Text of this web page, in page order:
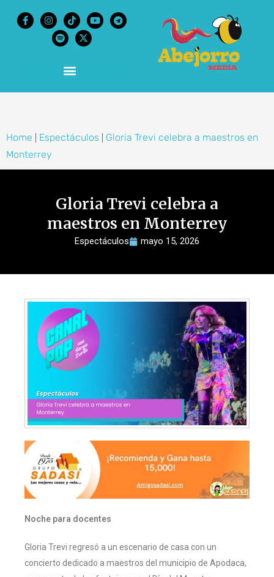
Home Espectáculos
Gloria Trevi celebra a maestros en
Monterrey
Gloria Trevi celebra a
maestros en Monterrey
Espectáculos mayo 15, 2026
Noche para docentes
Gloria Trevi regresó a un escenario de casa con un
concierto dedicado a maestros del municipio de Apodaca,